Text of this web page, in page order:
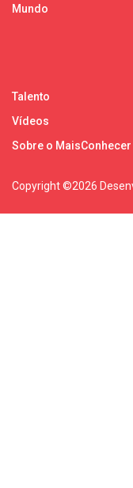
Mundo
Talento
Vídeos
Sobre o MaisConhecer
Copyright ©2026